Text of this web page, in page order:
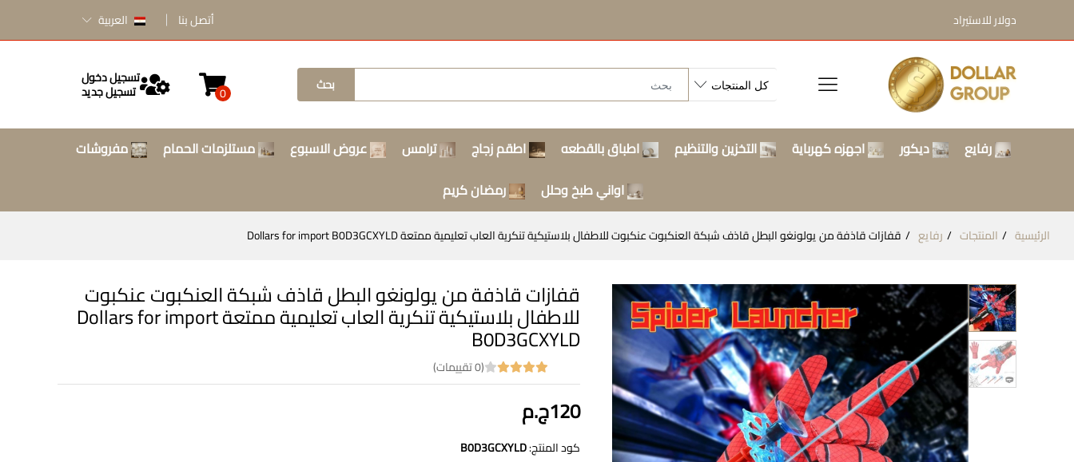
دولار للاستيراد أتصل بنا العربية
بحث 0
تسجيل دخول
تسجيل جديد
رفايع ديكور اجهزه كهرباية التخزين والتنظيم اطباق بالقطعه اطقم زجاج ترامس عروض الاسبوع مستلزمات الحمام
مفروشات
اواني طبخ وحلل
رمضان كريم
الرئيسية المنتجات رفايع قفازات قاذفة من يولونغو البطل قاذف شبكة العنكبوت عنكبوت للاطفال بلاستيكية تنكرية العاب تعليمية ممتعة Dollars for import ‎B0D3GCXYLD
قفازات قاذفة من يولونغو البطل قاذف شبكة العنكبوت عنكبوت
للاطفال بلاستيكية تنكرية العاب تعليمية ممتعة Dollars for import
‎B0D3GCXYLD
(0 تقييمات)
120ج.م
كود المنتج:‎B0D3GCXYLD